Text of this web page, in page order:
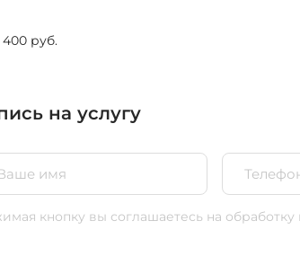
400 руб.
на услугу
кнопку вы соглашаетесь на